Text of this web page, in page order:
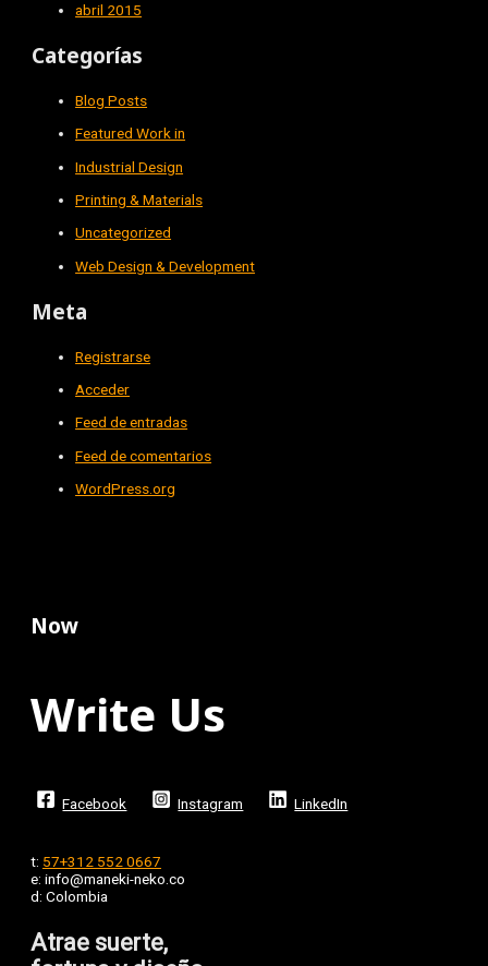
abril 2015
Categorías
Blog Posts
Featured Work in
Industrial Design
Printing & Materials
Uncategorized
Web Design & Development
Meta
Registrarse
Acceder
Feed de entradas
Feed de comentarios
WordPress.org
Now
Write Us
Facebook Instagram LinkedIn
t: 57+312 552 0667
e: info@maneki-neko.co
d: Colombia
Atrae suerte,